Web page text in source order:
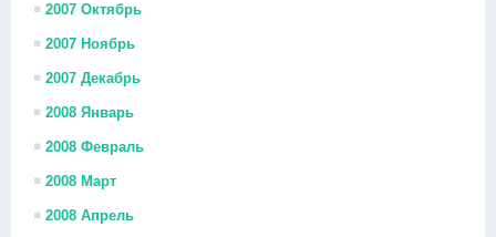
2007 Октябрь
2007 Ноябрь
2007 Декабрь
2008 Январь
2008 Февраль
2008 Март
2008 Апрель